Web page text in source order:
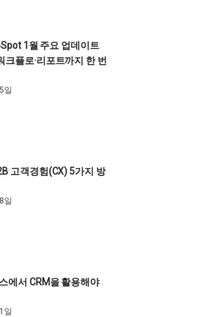
1월 주요 업데이트
크플로·리포트까지 한 번
일
고객경험(CX) 5가지 방
일
에서 CRM을 활용해야
일